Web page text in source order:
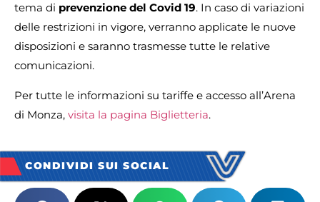
tema di prevenzione del Covid 19. In caso di variazioni
delle restrizioni in vigore, verranno applicate le nuove
disposizioni e saranno trasmesse tutte le relative
comunicazioni.
Per tutte le informazioni su tariffe e accesso all’Arena
di Monza, visita la pagina Biglietteria.
CONDIVIDI SUI SOCIAL